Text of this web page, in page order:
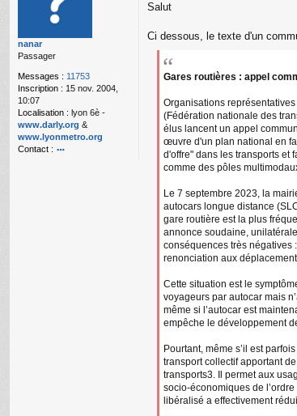
nanar
Passager
Messages : 11753
Inscription : 15 nov. 2004,
10:07
Localisation : lyon 6è -
www.darly.org &
www.lyonmetro.org
Contact :
e
Salut
Ci dessous, le texte d'un
Gares routières : appel
Organisations
(Fédération nationale des
élus lancent un appel
œuvre d'un plan national en
d'offre" dans les transports et
comme des pôles
Le 7 septembre 2023, la
autocars longue distance
gare routière est la plus
annonce soudaine,
conséquences très négatives
renonciation aux
Cette situation est le
voyageurs par autocar mais
même si l’autocar est
empêche le développement
Pourtant, même s’il est
transport collectif apportant
transports3. Il permet aux
socio-économiques de
libéralisé a effectivement